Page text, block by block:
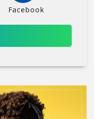
Facebook